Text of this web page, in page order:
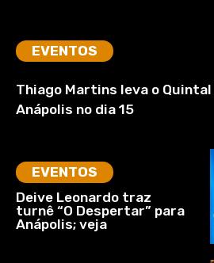
EVENTOS
Thiago Martins leva o Quintal
Anápolis no dia 15
EVENTOS
Deive Leonardo traz
turnê “O Despertar” para
Anápolis; veja